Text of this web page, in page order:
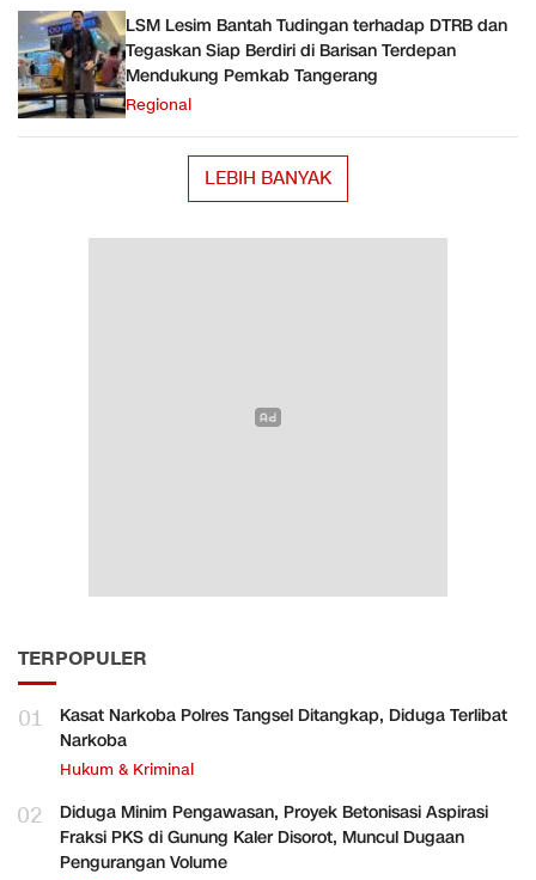
LSM Lesim Bantah Tudingan terhadap DTRB dan
Tegaskan Siap Berdiri di Barisan Terdepan
Mendukung Pemkab Tangerang
Regional
LEBIH BANYAK
TERPOPULER
01
Kasat Narkoba Polres Tangsel Ditangkap, Diduga Terlibat
Narkoba
Hukum & Kriminal
02
Diduga Minim Pengawasan, Proyek Betonisasi Aspirasi
Fraksi PKS di Gunung Kaler Disorot, Muncul Dugaan
Pengurangan Volume